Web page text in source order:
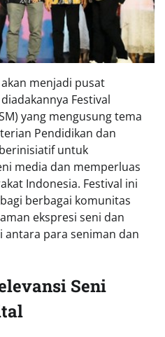
menjadi pusat
Festival
yang mengusung tema
Pendidikan dan
untuk
media dan memperluas
Indonesia. Festival ini
berbagai komunitas
ekspresi seni dan
para seniman dan
Seni